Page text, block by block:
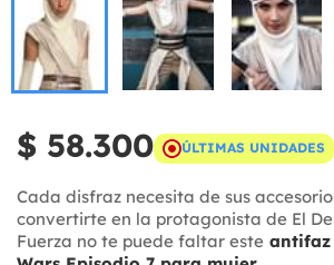
$ 58.300 ÚLTIMAS UNIDADES
Cada disfraz necesita de sus
convertirte en la protagonista de El
Fuerza no te puede faltar este antifaz